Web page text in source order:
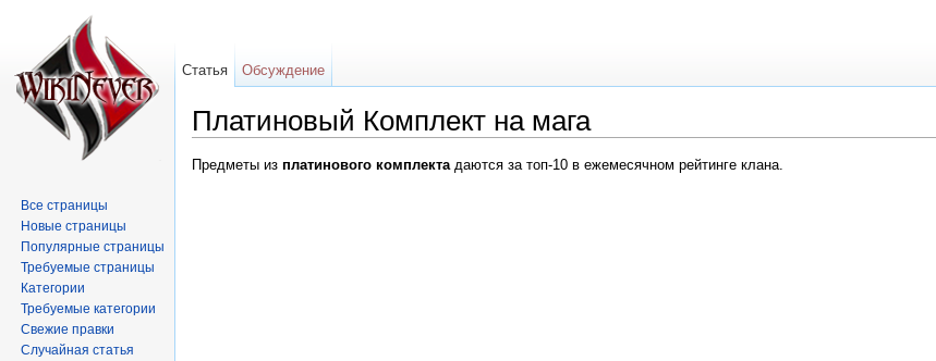
Платиновый Комплект на мага
Предметы из платинового комплектадаются за топ-10 в ежемесячном рейтинге клана.
Статья Обсуждение
Все страницы
Новые страницы
Популярные страницы
Требуемые страницы
Категории
Требуемые категории
Свежие правки
Случайная статья